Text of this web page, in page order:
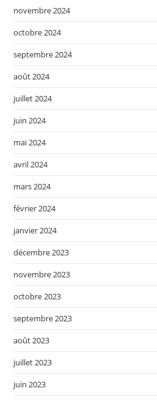
novembre 2024
octobre 2024
septembre 2024
août 2024
juillet 2024
juin 2024
mai 2024
avril 2024
mars 2024
février 2024
janvier 2024
décembre 2023
novembre 2023
octobre 2023
septembre 2023
août 2023
juillet 2023
juin 2023